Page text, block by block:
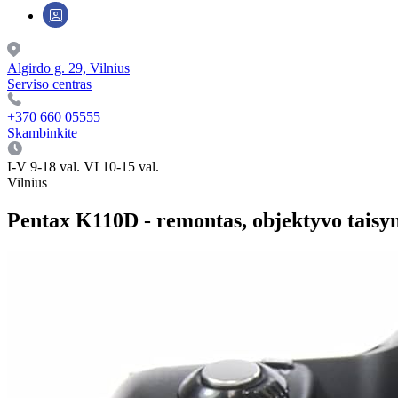
Algirdo g. 29, Vilnius
Serviso centras
+370 660 05555
Skambinkite
I-V 9-18 val. VI 10-15 val.
Vilnius
Pentax K110D - remontas, objektyvo